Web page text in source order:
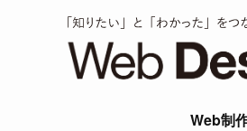
Web制